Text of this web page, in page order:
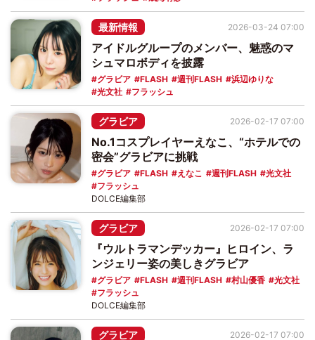
最新情報
アイドルグループのメンバー、魅惑のマ
シュマロボディを披露
グラビア FLASH 週刊FLASH
浜辺ゆりな
光文社
フラッシュ
2026-03-24 07:00
グラビア
No.1コスプレイヤーえなこ、“ホテルでの
密会”グラビアに挑戦
グラビア FLASH えなこ 週刊FLASH
光文社
フラッシュ
2026-02-17 07:00
DOLCE編集部
グラビア
『ウルトラマンデッカー』ヒロイン、ラ
ンジェリー姿の美しきグラビア
グラビア FLASH 週刊FLASH 村山優香
光文社
フラッシュ
2026-02-17 07:00
DOLCE編集部
グラビア 2026-02-17 07:00